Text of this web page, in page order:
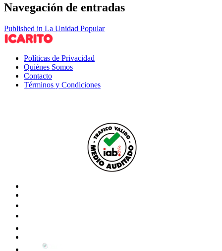
Navegación de entradas
Published in La Unidad Popular
Políticas de Privacidad
Quiénes Somos
Contacto
Términos y Condiciones